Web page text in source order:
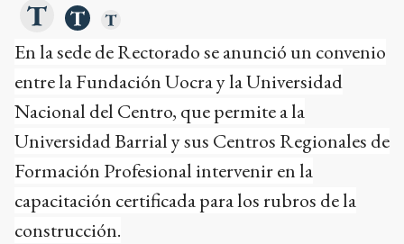
En la sede de Rectorado se anunció un convenio
entre la Fundación Uocra y la Universidad
Nacional del Centro, que permite a la
Universidad Barrial y sus Centros Regionales de
Formación Profesional intervenir en la
capacitación certificada para los rubros de la
construcción.